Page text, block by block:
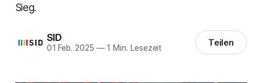
Sieg.
SID
01 Feb. 2025 —1 Min. Lesezeit Teilen